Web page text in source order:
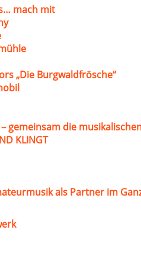
mach mit
„Die Burgwaldfrösche“
– gemeinsam die
KLINGT
als Partner im